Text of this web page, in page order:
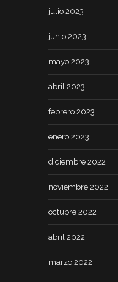
julio 2023
junio 2023
mayo 2023
abril 2023
febrero 2023
enero 2023
diciembre 2022
noviembre 2022
octubre 2022
abril 2022
marzo 2022